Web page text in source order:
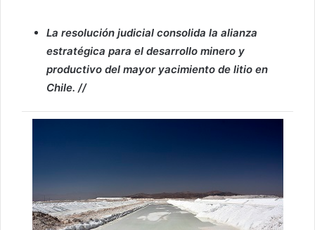
La resolución judicial consolida la alianza
estratégica para el desarrollo minero y
productivo del mayor yacimiento de litio en
Chile. //